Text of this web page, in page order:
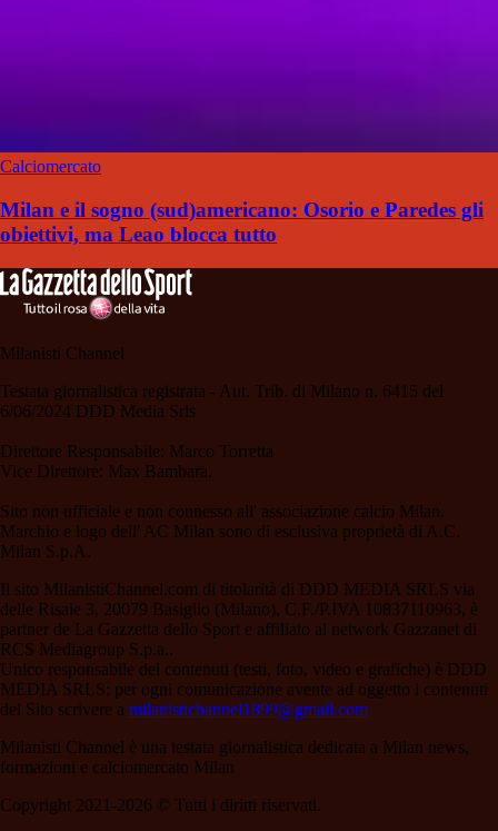
Calciomercato
Milan e il sogno (sud)americano: Osorio e Paredes gli
obiettivi, ma Leao blocca tutto
Milanisti Channel
Testata giornalistica registrata - Aut. Trib. di Milano n. 6415 del
6/06/2024 DDD Media Srls
Direttore Responsabile: Marco Torretta
Vice Direttore: Max Bambara.
Sito non ufficiale e non connesso all' associazione calcio Milan.
Marchio e logo dell' AC Milan sono di esclusiva proprietà di A.C.
Milan S.p.A.
Il sito MilanistiChannel.com di titolarità di DDD MEDIA SRLS via
delle Risaie 3, 20079 Basiglio (Milano), C.F./P.IVA 10837110963, è
partner de La Gazzetta dello Sport e affiliato al network Gazzanet di
RCS Mediagroup S.p.a..
Unico responsabile dei contenuti (testi, foto, video e grafiche) è DDD
MEDIA SRLS; per ogni comunicazione avente ad oggetto i contenuti
del Sito scrivere a milanistichannel1899@gmail.com
Milanisti Channel è una testata giornalistica dedicata a Milan news,
formazioni e calciomercato Milan
Copyright 2021-2026 © Tutti i diritti riservati.